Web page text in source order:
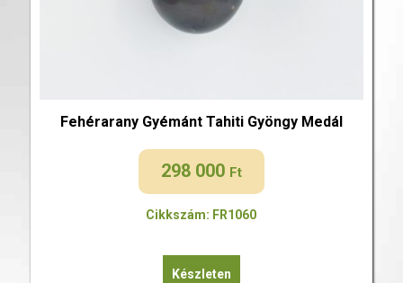
Fehérarany Gyémánt Tahiti Gyöngy Medál
298 000 Ft
Cikkszám: FR1060
Készleten